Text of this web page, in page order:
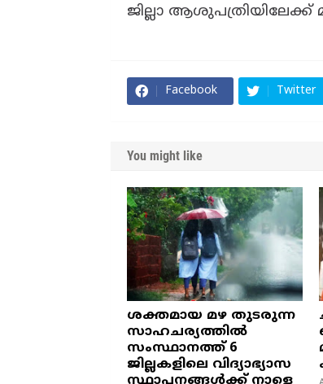
ജില്ലാ ആശുപത്രിയിലേക്ക്
Facebook Twitter
You might like
ശക്തമായ മഴ തുടരുന്ന
സാഹചര്യത്തിൽ
സംസ്ഥാനത്ത് 6
ജില്ലകളിലെ വിദ്യാഭ്യാസ
സ്ഥാപനങ്ങൾക്ക് നാളെ